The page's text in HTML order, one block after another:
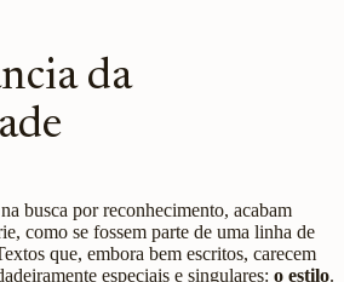
da
busca por reconhecimento, acabam
como se fossem parte de uma linha de
que, embora bem escritos, carecem
especiais e singulares: o estilo.